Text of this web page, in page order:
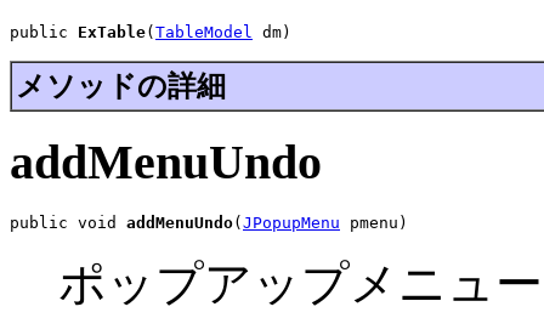
public ExTable(TableModel dm)
メソッドの詳細
addMenuUndo
public void addMenuUndo( JPopupMenu pmenu)
ポップアップメニュ